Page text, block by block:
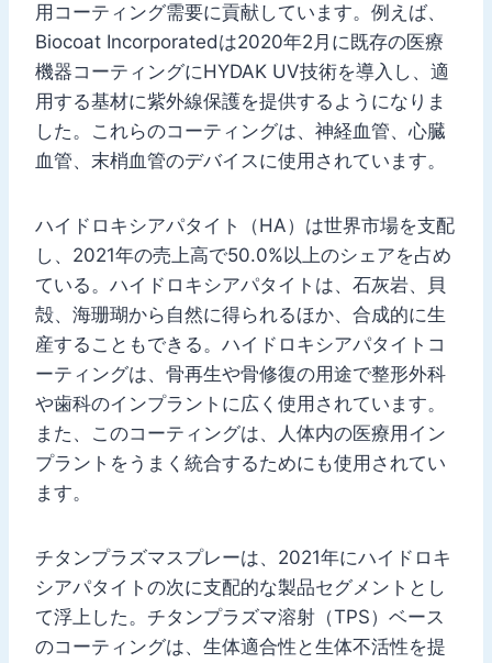
用コーティング需要に貢献しています。例えば、
Biocoat Incorporatedは2020年2月に既存の医療
機器コーティングにHYDAK UV技術を導入し、適
用する基材に紫外線保護を提供するようになりま
した。これらのコーティングは、神経血管、心臓
血管、末梢血管のデバイスに使用されています。
ハイドロキシアパタイト（HA）は世界市場を支配
し、2021年の売上高で50.0%以上のシェアを占め
ている。ハイドロキシアパタイトは、石灰岩、貝
殻、海珊瑚から自然に得られるほか、合成的に生
産することもできる。ハイドロキシアパタイトコ
ーティングは、骨再生や骨修復の用途で整形外科
や歯科のインプラントに広く使用されています。
また、このコーティングは、人体内の医療用イン
プラントをうまく統合するためにも使用されてい
ます。
チタンプラズマスプレーは、2021年にハイドロキ
シアパタイトの次に支配的な製品セグメントとし
て浮上した。チタンプラズマ溶射（TPS）ベース
のコーティングは、生体適合性と生体不活性を提